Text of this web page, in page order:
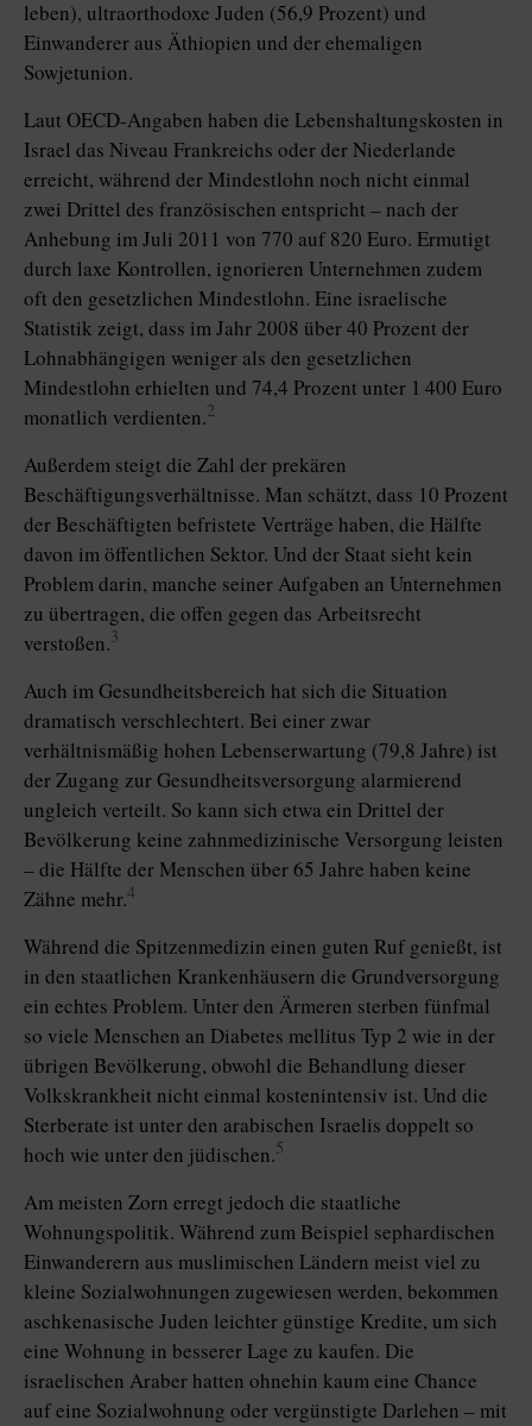
leben), ultraorthodoxe Juden (56,9 Prozent) und
Einwanderer aus Äthiopien und der ehemaligen
Sowjetunion.
Laut OECD-Angaben haben die Lebenshaltungskosten in
Israel das Niveau Frankreichs oder der Niederlande
erreicht, während der Mindestlohn noch nicht einmal
zwei Drittel des französischen entspricht – nach der
Anhebung im Juli 2011 von 770 auf 820 Euro. Ermutigt
durch laxe Kontrollen, ignorieren Unternehmen zudem
oft den gesetzlichen Mindestlohn. Eine israelische
Statistik zeigt, dass im Jahr 2008 über 40 Prozent der
Lohnabhängigen weniger als den gesetzlichen
Mindestlohn erhielten und 74,4 Prozent unter 1 400 Euro
monatlich verdienten.2
Außerdem steigt die Zahl der prekären
Beschäftigungsverhältnisse. Man schätzt, dass 10 Prozent
der Beschäftigten befristete Verträge haben, die Hälfte
davon im öffentlichen Sektor. Und der Staat sieht kein
Problem darin, manche seiner Aufgaben an Unternehmen
zu übertragen, die offen gegen das Arbeitsrecht
verstoßen.3
Auch im Gesundheitsbereich hat sich die Situation
dramatisch verschlechtert. Bei einer zwar
verhältnismäßig hohen Lebenserwartung (79,8 Jahre) ist
der Zugang zur Gesundheitsversorgung alarmierend
ungleich verteilt. So kann sich etwa ein Drittel der
Bevölkerung keine zahnmedizinische Versorgung leisten
– die Hälfte der Menschen über 65 Jahre haben keine
Zähne mehr.4
Während die Spitzenmedizin einen guten Ruf genießt, ist
in den staatlichen Krankenhäusern die Grundversorgung
ein echtes Problem. Unter den Ärmeren sterben fünfmal
so viele Menschen an Diabetes mellitus Typ 2 wie in der
übrigen Bevölkerung, obwohl die Behandlung dieser
Volkskrankheit nicht einmal kostenintensiv ist. Und die
Sterberate ist unter den arabischen Israelis doppelt so
hoch wie unter den jüdischen.5
Am meisten Zorn erregt jedoch die staatliche
Wohnungspolitik. Während zum Beispiel sephardischen
Einwanderern aus muslimischen Ländern meist viel zu
kleine Sozialwohnungen zugewiesen werden, bekommen
aschkenasische Juden leichter günstige Kredite, um sich
eine Wohnung in besserer Lage zu kaufen. Die
israelischen Araber hatten ohnehin kaum eine Chance
auf eine Sozialwohnung oder vergünstigte Darlehen – mit